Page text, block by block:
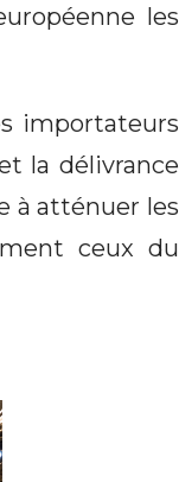
les
importateurs
la délivrance
à atténuer les
ceux du